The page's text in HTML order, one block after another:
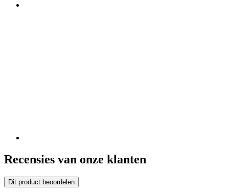
Recensies van onze klanten
Dit product beoordelen